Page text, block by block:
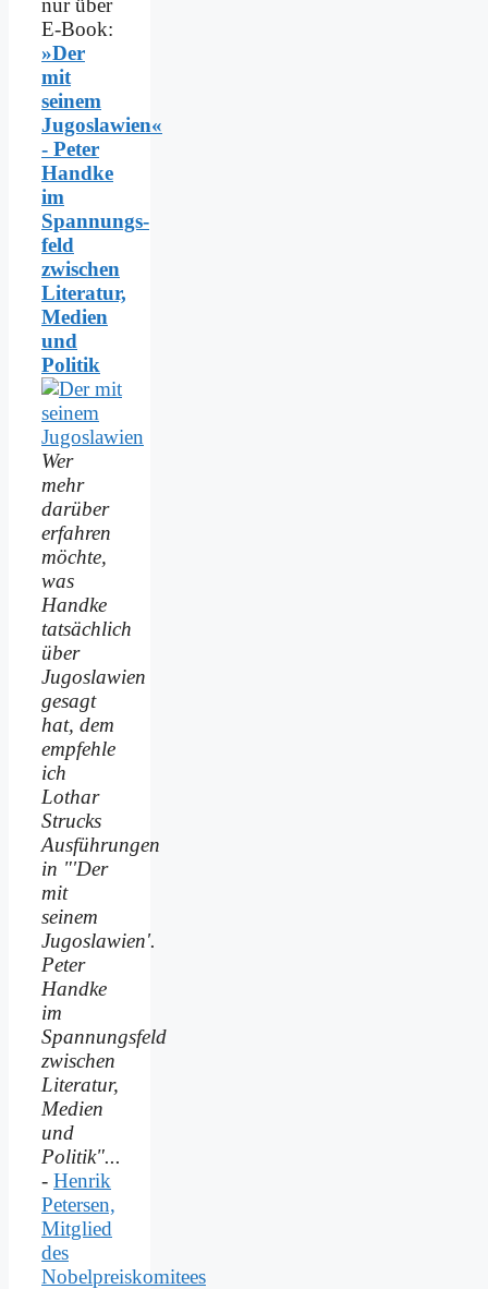
nur über
E-Book:
»Der
mit
seinem
Jugoslawien«
- Peter
Handke
im
Spannungs­
feld
zwischen
Literatur,
Medien
und
Politik
Wer
mehr
darüber
erfahren
möchte,
was
Handke
tatsächlich
über
Jugoslawien
gesagt
hat, dem
empfehle
ich
Lothar
Strucks
Ausführungen
in "'Der
mit
seinem
Jugoslawien'.
Peter
Handke
im
Spannungsfeld
zwischen
Literatur,
Medien
und
Politik"...
- Henrik
Petersen,
Mitglied
des
Nobelpreiskomitees